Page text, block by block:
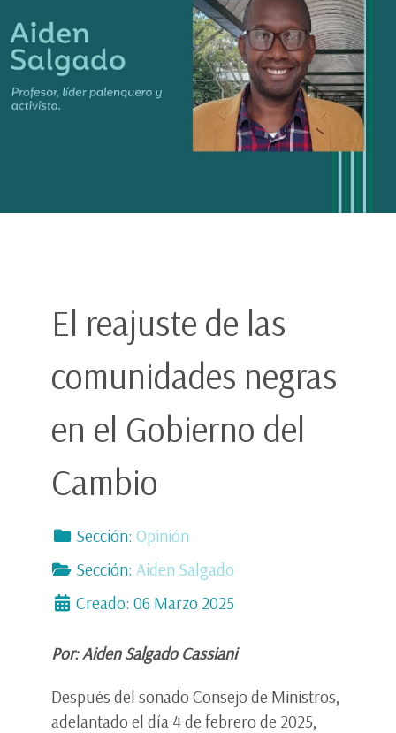
El reajuste de las
comunidades negras
en el Gobierno del
Cambio
Sección: Opinión
Sección: Aiden Salgado
Creado: 06 Marzo 2025
Por: Aiden Salgado Cassiani
Después del sonado Consejo de Ministros,
adelantado el día 4 de febrero de 2025,